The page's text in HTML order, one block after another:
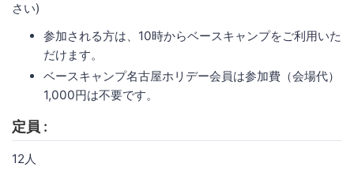
さい)
参加される方は、10時からベースキャンプをご利用いた
だけます。
ベースキャンプ名古屋ホリデー会員は参加費（会場代）
1,000円は不要です。
定員 :
12人